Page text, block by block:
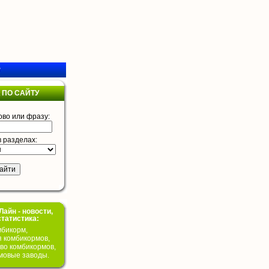
САЙТУ
или фразу:
разделах:
- новости,
комбикормов,
комбикормов,
заводы.